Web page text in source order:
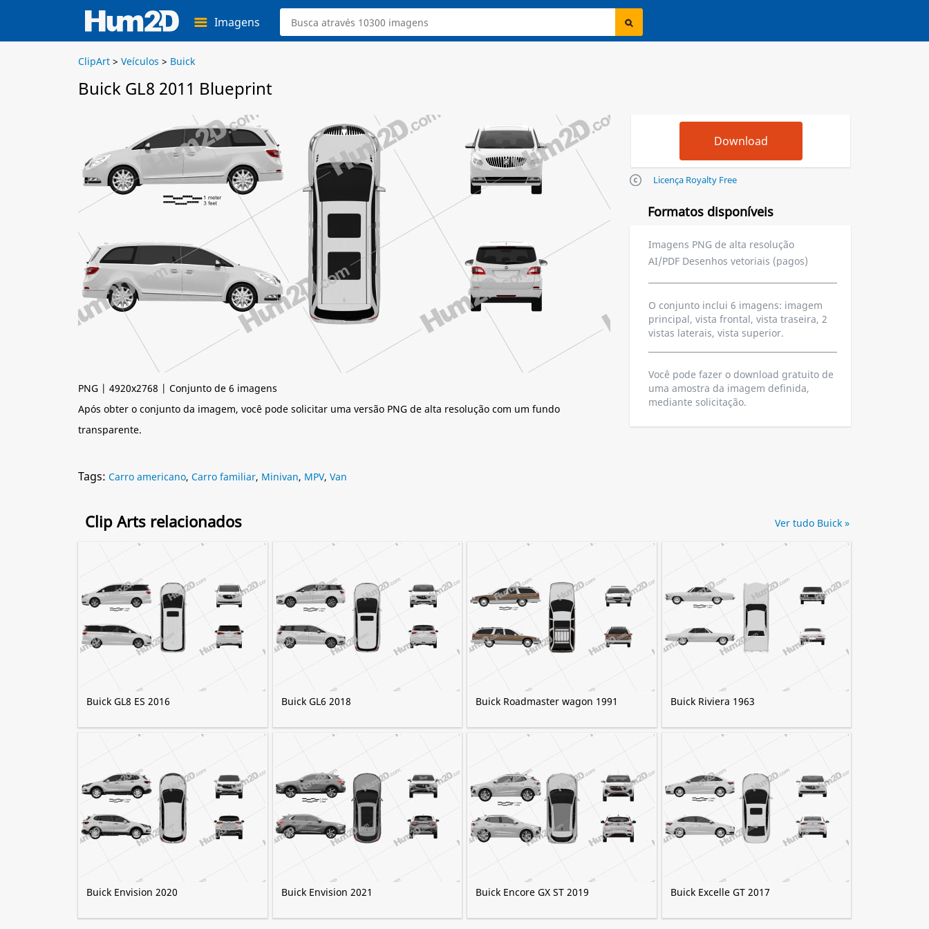
Imagens
ClipArt > Veículos > Buick
Buick GL8 2011 Blueprint
PNG | 4920x2768 | Conjunto de 6 imagens
Após obter o conjunto da imagem, você pode solicitar uma versão PNG de alta resolução com um fundo
transparente.
Licença Royalty Free
Formatos disponíveis
Imagens PNG de alta resolução
AI/PDF Desenhos vetoriais (pagos)
O conjunto inclui 6 imagens: imagem
principal, vista frontal, vista traseira, 2
vistas laterais, vista superior.
Você pode fazer o download gratuito de
uma amostra da imagem definida,
mediante solicitação.
Tags: Carro americano, Carro familiar, Minivan, MPV, Van
Clip Arts relacionados
Buick GL8 ES 2016 Buick GL6 2018 Buick Roadmaster wagon 1991 Buick Riviera 1963
Buick Envision 2020 Buick Envision 2021 Buick Encore GX ST 2019 Buick Excelle GT 2017
Ver tudo Buick »